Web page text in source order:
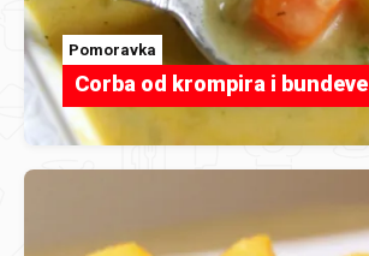
Pomoravka
Corba od krompira i bundeve